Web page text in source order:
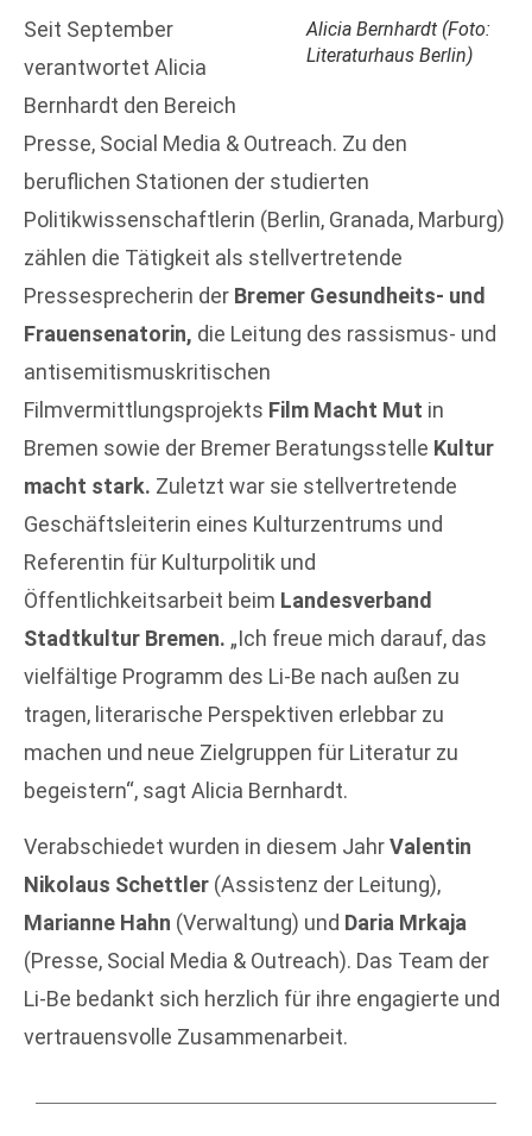
Alicia Bernhardt (Foto:
Literaturhaus Berlin)
Seit September
verantwortet Alicia
Bernhardt den Bereich
Presse, Social Media & Outreach. Zu den
beruflichen Stationen der studierten
Politikwissenschaftlerin (Berlin, Granada, Marburg)
zählen die Tätigkeit als stellvertretende
Pressesprecherin der Bremer Gesundheits- und
Frauensenatorin, die Leitung des rassismus- und
antisemitismuskritischen
Filmvermittlungsprojekts Film Macht Mut in
Bremen sowie der Bremer Beratungsstelle Kultur
macht stark. Zuletzt war sie stellvertretende
Geschäftsleiterin eines Kulturzentrums und
Referentin für Kulturpolitik und
Öffentlichkeitsarbeit beim Landesverband
Stadtkultur Bremen. „Ich freue mich darauf, das
vielfältige Programm des Li-Be nach außen zu
tragen, literarische Perspektiven erlebbar zu
machen und neue Zielgruppen für Literatur zu
begeistern“, sagt Alicia Bernhardt.
Verabschiedet wurden in diesem JahrValentin
Nikolaus Schettler (Assistenz der Leitung),
Marianne Hahn (Verwaltung) und Daria Mrkaja
(Presse, Social Media & Outreach). Das Team der
Li-Be bedankt sich herzlich für ihre engagierte und
vertrauensvolle Zusammenarbeit.